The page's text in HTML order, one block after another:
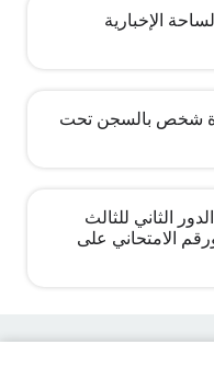
الإخبارية
شخص بالسجن تحت
الثاني للثالث
ورقم الامتحاني على